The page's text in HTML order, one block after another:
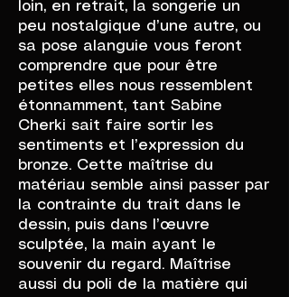
loin, en retrait, la songerie un
peu nostalgique d’une autre, ou
sa pose alanguie vous feront
comprendre que pour être
petites elles nous ressemblent
étonnamment, tant Sabine
Cherki sait faire sortir les
sentiments et l’expression du
bronze. Cette maîtrise du
matériau semble ainsi passer par
la contrainte du trait dans le
dessin, puis dans l’œuvre
sculptée, la main ayant le
souvenir du regard. Maîtrise
aussi du poli de la matière qui